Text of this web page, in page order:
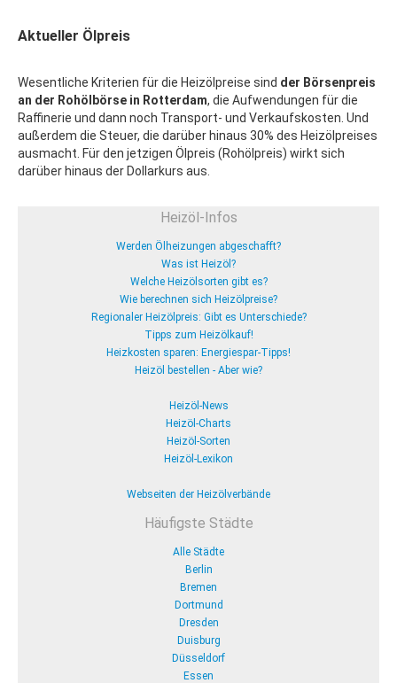
Aktueller Ölpreis
Wesentliche Kriterien für die Heizölpreise sind der Börsenpreis
an der Rohölbörse in Rotterdam, die Aufwendungen für die
Raffinerie und dann noch Transport- und Verkaufskosten. Und
außerdem die Steuer, die darüber hinaus 30% des Heizölpreises
ausmacht. Für den jetzigen Ölpreis (Rohölpreis) wirkt sich
darüber hinaus der Dollarkurs aus.
Heizöl-Infos
Werden Ölheizungen abgeschafft?
Was ist Heizöl?
Welche Heizölsorten gibt es?
Wie berechnen sich Heizölpreise?
Regionaler Heizölpreis: Gibt es Unterschiede?
Tipps zum Heizölkauf!
Heizkosten sparen: Energiespar-Tipps!
Heizöl bestellen - Aber wie?
Heizöl-News
Heizöl-Charts
Heizöl-Sorten
Heizöl-Lexikon
Webseiten der Heizölverbände
Häufigste Städte
Alle Städte
Berlin
Bremen
Dortmund
Dresden
Duisburg
Düsseldorf
Essen